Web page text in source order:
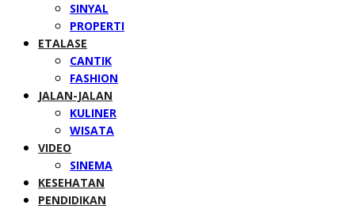
SINYAL
PROPERTI
ETALASE
CANTIK
FASHION
JALAN-JALAN
KULINER
WISATA
VIDEO
SINEMA
KESEHATAN
PENDIDIKAN